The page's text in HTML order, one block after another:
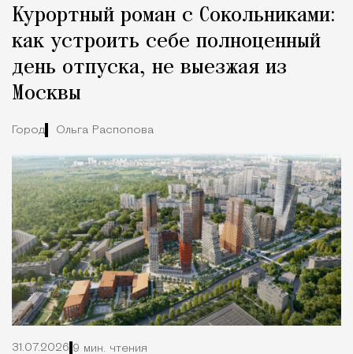
Курортный роман с Сокольниками:
как устроить себе полноценный
день отпуска, не выезжая из
Москвы
Город Ольга Распопова
31.07.2026 9 мин. чтения